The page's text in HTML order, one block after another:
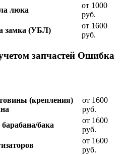
люка
от 1000
руб.
замка (УБЛ)
от 1600
руб.
запчастей Ошибка
(крепления)
от 1600
руб.
бака
от 1600
руб.
от 1600
руб.